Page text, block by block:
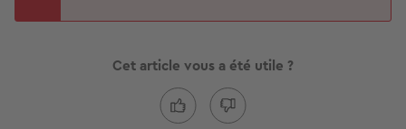
Cet article vous a été utile ?